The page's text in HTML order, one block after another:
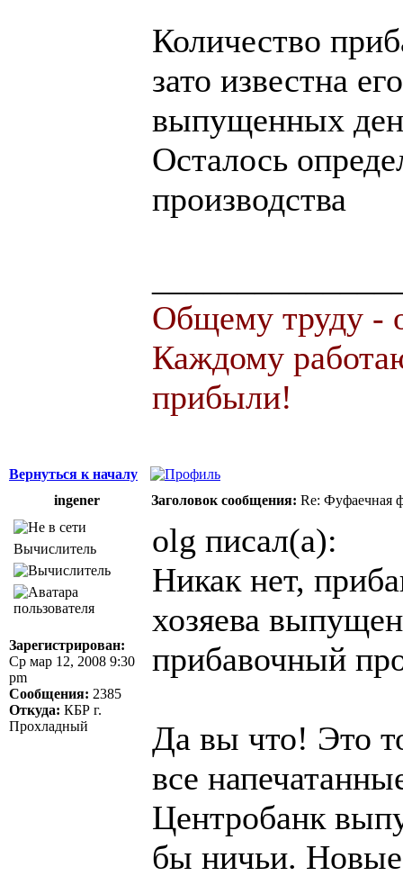
Количество
зато известна
выпущенных
Осталось
производства
Общему труду -
Каждому
прибыли!
Вернуться к началу
ingener
Заголовок сообщения: Re: Фуфаечная
Вычислитель
Зарегистрирован:
Ср мар 12, 2008 9:30
pm
Сообщения: 2385
Откуда: КБР г.
Прохладный
olg писал(а):
Никак нет,
хозяева
прибавочный
Да вы что! Это
все
Центробанк
бы ничьи. Новые